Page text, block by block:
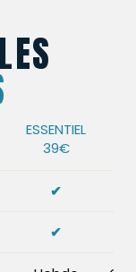
ESSENTIEL
39€
✔
✔